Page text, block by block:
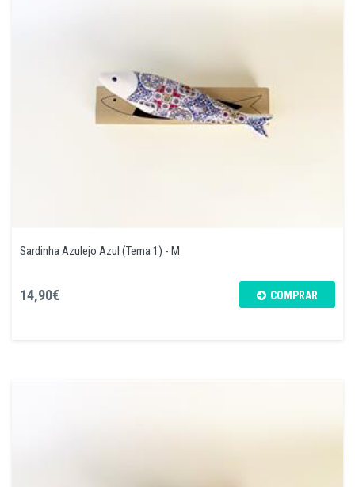
Sardinha Azulejo Azul (Tema 1) - M
14,90€ COMPRAR